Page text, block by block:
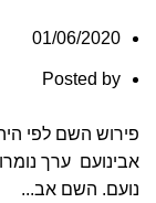
01/06/2020
Posted by
פירוש השם לפי
נועם. השם אב...